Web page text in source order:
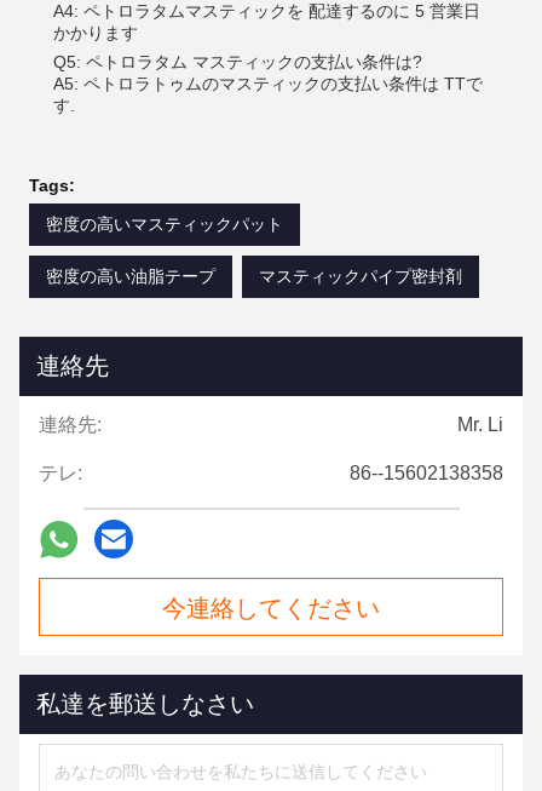
A4: ペトロラタムマスティックを 配達するのに 5 営業日
かかります
Q5: ペトロラタム マスティックの支払い条件は?
A5: ペトロラトゥムのマスティックの支払い条件は TTで
す.
Tags:
密度の高いマスティックパット
密度の高い油脂テープ マスティックパイプ密封剤
連絡先
連絡先: Mr. Li
テレ: 86--15602138358
今連絡してください
私達を郵送しなさい